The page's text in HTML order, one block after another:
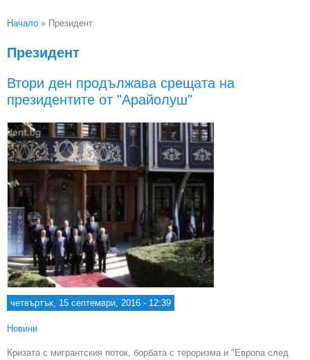
Начало » Президент
Президент
Втори ден продължава срещата на
президентите от "Арайолуш"
четвъртък, 15 септември, 2016 - 12:39
Новини
Кризата с мигрантския поток, борбата с тероризма и "Европа след